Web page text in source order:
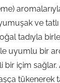
ve
tadıyla
uyumlu bir
içim sağlar.
tükenerek